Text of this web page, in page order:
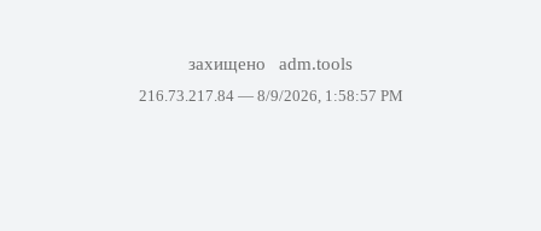
захищено adm.tools
216.73.217.84 — 8/9/2026, 1:58:57 PM